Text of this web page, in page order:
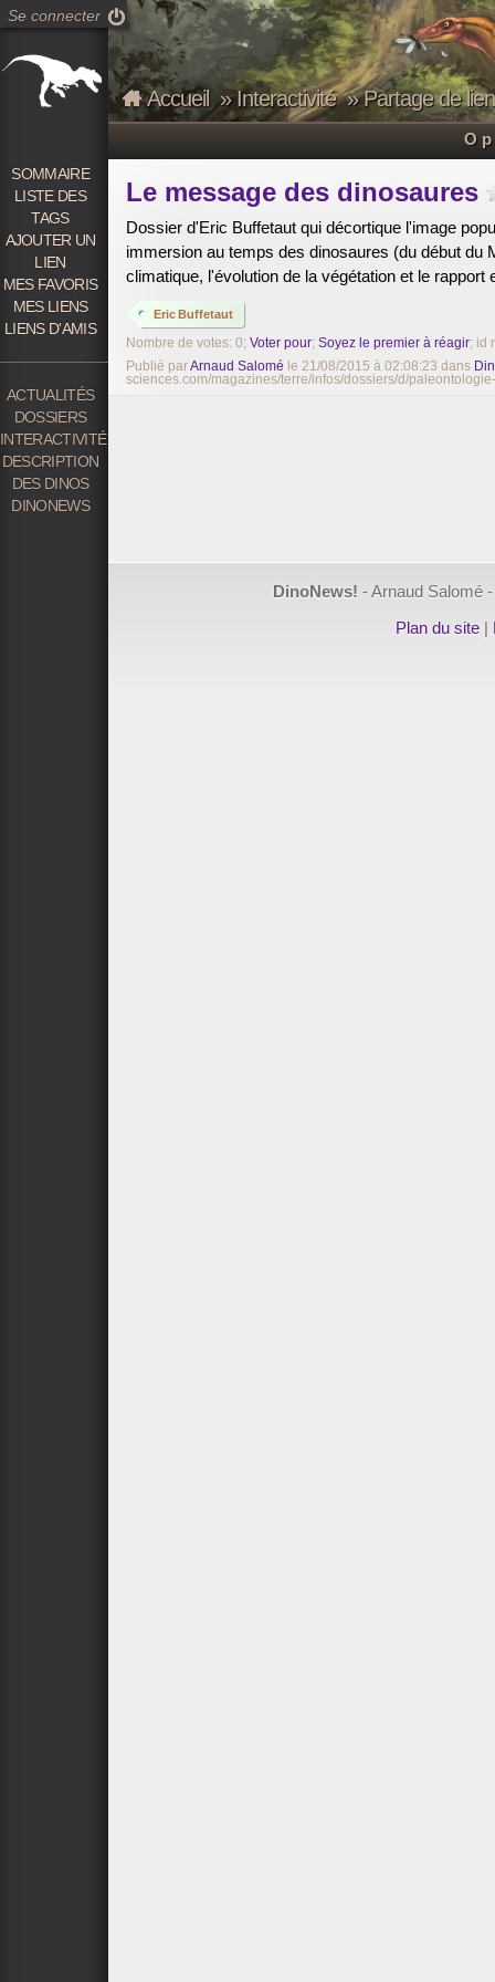
Accueil »Interactivité »Partage de
Le message des dinosaures
Dossier d'Eric Buffetaut qui décortique l'image
immersion au temps des dinosaures (du début du
climatique, l'évolution de la végétation et le
Eric Buffetaut
Nombre de votes: 0; Voter pour; Soyez le premier à réagir; id
Publié parArnaud Salomé le 21/08/2015 à 02:08:23 dans
sciences.com/magazines/terre/infos/dossiers/d/
DinoNews! -Arnaud Salomé
Plan du site|
Se connecter
SOMMAIRE
LISTE DES
TAGS
AJOUTER UN
LIEN
MES FAVORIS
MES LIENS
LIENS D'AMIS
ACTUALITÉS
DOSSIERS
INTERACTIVITÉ
DESCRIPTION
DES DINOS
DINONEWS